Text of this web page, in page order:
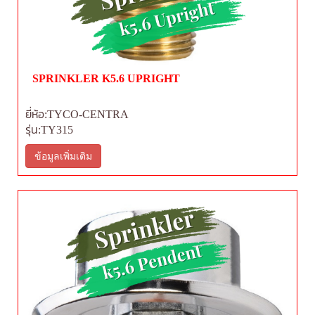
SPRINKLER K5.6 UPRIGHT
ยี่ห้อ:TYCO-CENTRA
รุ่น:TY315
ข้อมูลเพิ่มเติม